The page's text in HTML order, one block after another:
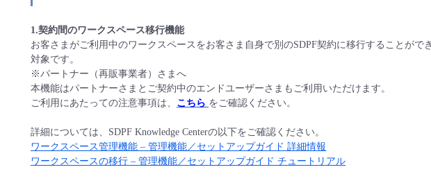
1.契約間のワークスペース移行機能
お客さまがご利用中のワークスペースをお客さま自身で別のSDPF契約に移行することが
対象です。
※パートナー（再販事業者）さまへ
本機能はパートナーさまとご契約中のエンドユーザーさまもご利用いただけます。
ご利用にあたっての注意事項は、 こちら をご確認ください。
詳細については、SDPF Knowledge Centerの以下をご確認ください。
ワークスペース管理機能 – 管理機能／セットアップガイド 詳細情報
ワークスペースの移行 – 管理機能／セットアップガイド チュートリアル